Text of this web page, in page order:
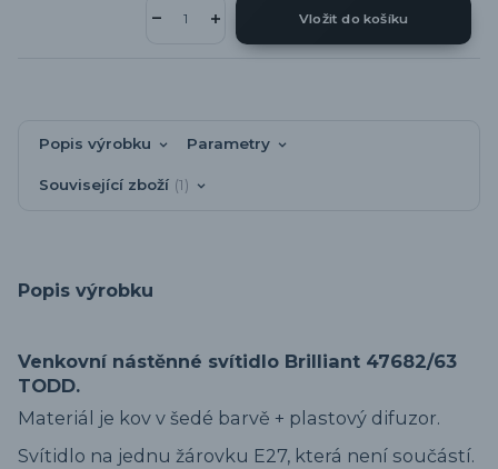
Vložit do košíku
Popis výrobku Parametry
Související zboží 1
Popis výrobku
Venkovní nástěnné svítidlo Brilliant 47682/63
TODD.
Materiál je kov v šedé barvě + plastový difuzor.
Svítidlo na jednu žárovku E27, která není součástí.